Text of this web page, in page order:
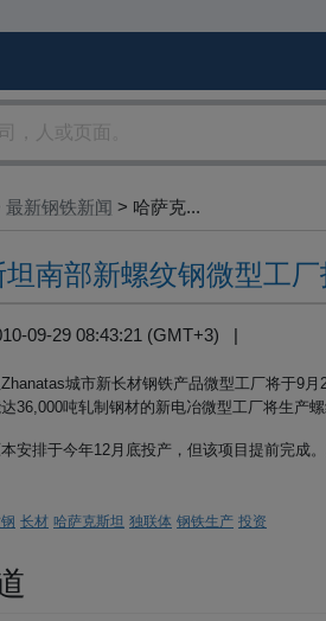
最新钢铁新闻 > 哈萨克...
南部新螺纹钢微型工厂
09-29 08:43:21 (GMT+3) |
Zhanatas城市新长材钢铁产品微型工厂将于9月
36,000吨轧制钢材的新电冶微型工厂将生产
安排于今年12月底投产，但该项目提前完成
长材 哈萨克斯坦 独联体 钢铁生产 投资